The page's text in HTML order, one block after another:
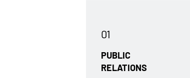
01
PUBLIC
RELATIONS